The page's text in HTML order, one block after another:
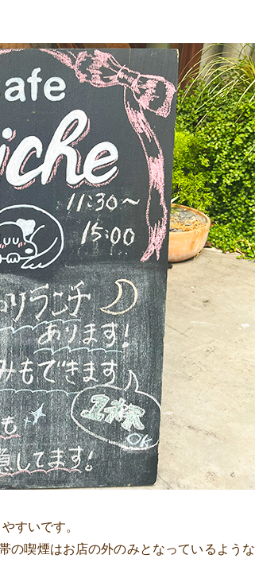
すいです。
の喫煙はお店の外のみとなっているような